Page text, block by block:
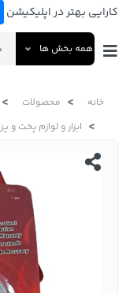
کارایی بهتر در اپلیکیشن
همه بخش ها
خانه محصولات
ابزار و لوازم پخت و پز